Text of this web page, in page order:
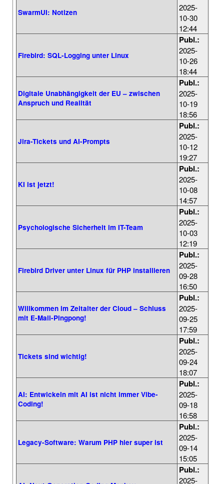
SwarmUI: Notizen
2025-
10-30
12:44
Firebird: SQL-Logging unter Linux
Publ.:
2025-
10-26
18:44
Digitale Unabhängigkeit der EU – zwischen
Anspruch und Realität
Publ.:
2025-
10-19
18:56
Jira-Tickets und AI-Prompts
Publ.:
2025-
10-12
19:27
KI ist jetzt!
Publ.:
2025-
10-08
14:57
Psychologische Sicherheit im IT-Team
Publ.:
2025-
10-03
12:19
Firebird Driver unter Linux für PHP installieren
Publ.:
2025-
09-28
16:50
Willkommen im Zeitalter der Cloud – Schluss
mit E-Mail-Pingpong!
Publ.:
2025-
09-25
17:59
Tickets sind wichtig!
Publ.:
2025-
09-24
18:07
AI: Entwickeln mit AI ist nicht immer Vibe-
Coding!
Publ.:
2025-
09-18
16:58
Legacy-Software: Warum PHP hier super ist
Publ.:
2025-
09-14
15:05
Publ.:
2025-